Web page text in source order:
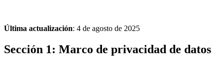
Última actualización: 4 de agosto de 2025
Sección 1: Marco de privacidad de datos